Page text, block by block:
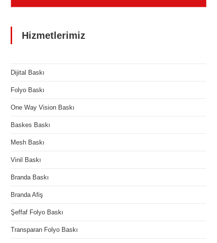
Hizmetlerimiz
Dijital Baskı
Folyo Baskı
One Way Vision Baskı
Baskes Baskı
Mesh Baskı
Vinil Baskı
Branda Baskı
Branda Afiş
Şeffaf Folyo Baskı
Transparan Folyo Baskı